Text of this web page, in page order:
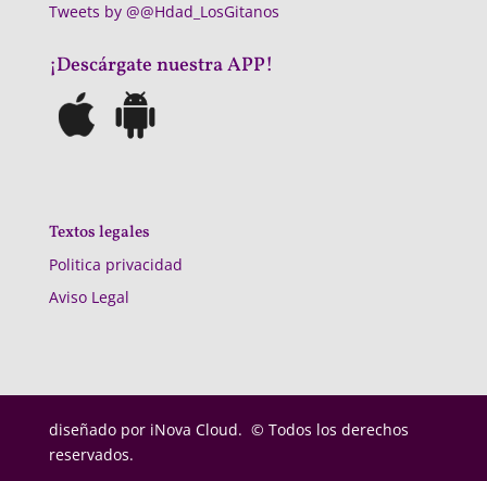
Tweets by @@Hdad_LosGitanos
¡Descárgate nuestra APP!
Textos legales
Politica privacidad
Aviso Legal
diseñado por iNova Cloud. © Todos los derechos
reservados.